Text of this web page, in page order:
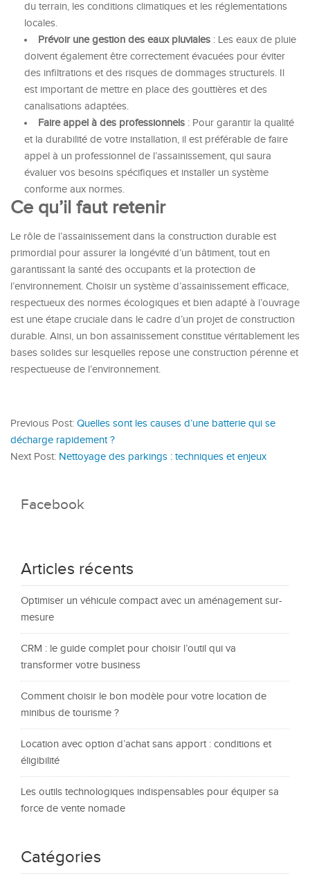
du terrain, les conditions climatiques et les réglementations
locales.
Prévoir une gestion des eaux pluviales : Les eaux de pluie
doivent également être correctement évacuées pour éviter
des infiltrations et des risques de dommages structurels. Il
est important de mettre en place des gouttières et des
canalisations adaptées.
Faire appel à des professionnels : Pour garantir la qualité
et la durabilité de votre installation, il est préférable de faire
appel à un professionnel de l’assainissement, qui saura
évaluer vos besoins spécifiques et installer un système
conforme aux normes.
Ce qu’il faut retenir
Le rôle de l’assainissement dans la construction durable est
primordial pour assurer la longévité d’un bâtiment, tout en
garantissant la santé des occupants et la protection de
l’environnement. Choisir un système d’assainissement efficace,
respectueux des normes écologiques et bien adapté à l’ouvrage
est une étape cruciale dans le cadre d’un projet de construction
durable. Ainsi, un bon assainissement constitue véritablement les
bases solides sur lesquelles repose une construction pérenne et
respectueuse de l’environnement.
Previous Post: Quelles sont les causes d’une batterie qui se
décharge rapidement ?
Next Post: Nettoyage des parkings : techniques et enjeux
Facebook
Articles récents
Optimiser un véhicule compact avec un aménagement sur-
mesure
CRM : le guide complet pour choisir l’outil qui va
transformer votre business
Comment choisir le bon modèle pour votre location de
minibus de tourisme ?
Location avec option d’achat sans apport : conditions et
éligibilité
Les outils technologiques indispensables pour équiper sa
force de vente nomade
Catégories